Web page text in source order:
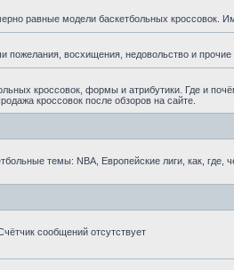
равные модели баскетбольных кроссовок.
восхищения, недовольство и прочие
кроссовок, формы и атрибутики. Где и
кроссовок после обзоров на сайте.
темы: NBA, Европейские лиги, как,
сообщений отсутствует